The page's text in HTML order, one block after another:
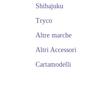
Shibajuku
Tryco
Altre marche
Altri Accessori
Cartamodelli